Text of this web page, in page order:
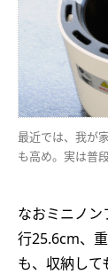
最近では、我が
も高め。実は普
なおミニノ
行25.6cm、
も、収納して